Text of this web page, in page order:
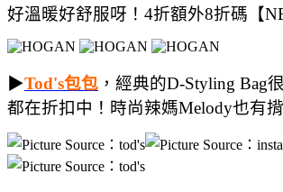
好溫暖好舒服呀！4折額外8折碼【
▶Tod's包包 ，經典的D-Styling Bag
都在折扣中！時尚辣媽Melody也有